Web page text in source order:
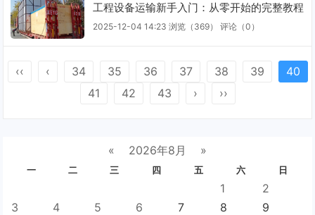
工程设备运输新手入门：从零开始的完整教程
2025-12-04 14:23 浏览（369） 评论（0 ）
‹‹ ‹ 34 35 36 37 38 39
40
41
42 43 › ››
« 2026年8月 »
一 二 三 四 五 六 日
1
2
3
4 5 6 7 8
9